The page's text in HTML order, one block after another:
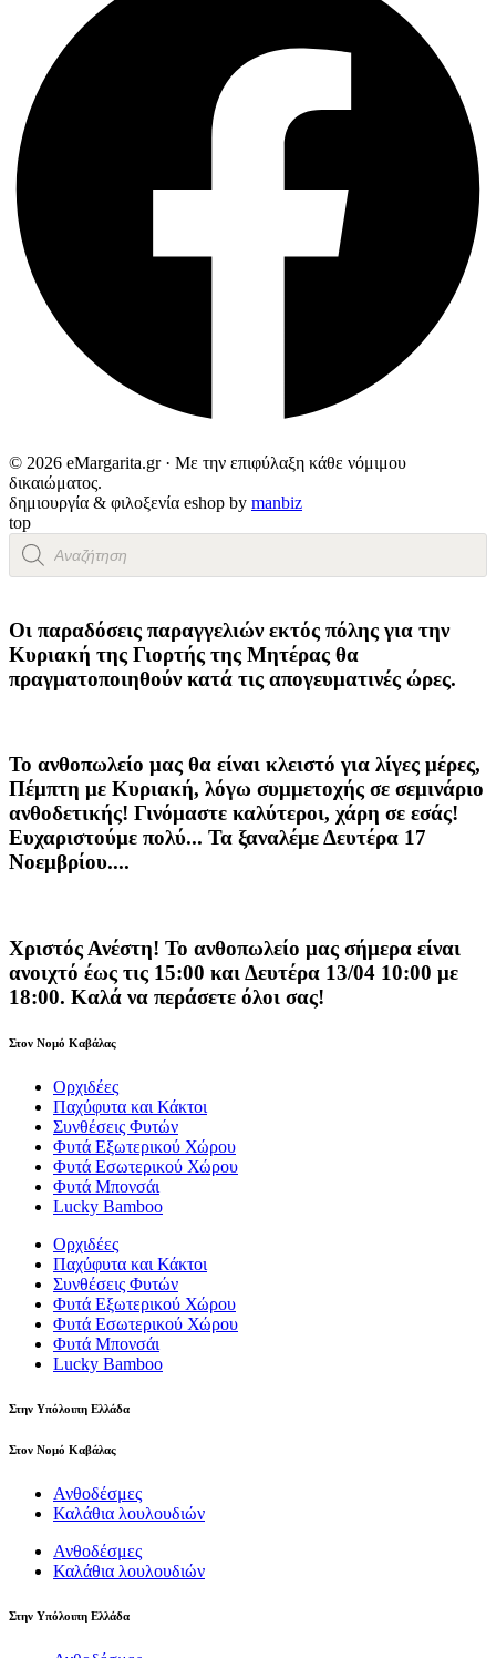
© 2026 eMargarita.gr · Με την επιφύλαξη κάθε νόμιμου
δικαιώματος.
δημιουργία & φιλοξενία eshop by manbiz
top
Products
search
Οι παραδόσεις παραγγελιώνεκτός πόλης για την
Κυριακή της Γιορτής της Μητέρας θα
πραγματοποιηθούν κατά τις απογευματινές ώρες.
Το ανθοπωλείο μας θα είναι κλειστό για λίγες μέρες,
Πέμπτη με Κυριακή, λόγω συμμετοχής σε σεμινάριο
ανθοδετικής! Γινόμαστε καλύτεροι, χάρη σε εσάς!
Ευχαριστούμε πολύ... Τα ξαναλέμε Δευτέρα 17
Νοεμβρίου....
Χριστός Ανέστη! Το ανθοπωλείο μας σήμερα είναι
ανοιχτό έως τις 15:00 και Δευτέρα 13/04 10:00 με
18:00. Καλά να περάσετε όλοι σας!
Στον Νομό Καβάλας
Ορχιδέες
Παχύφυτα και Κάκτοι
Συνθέσεις Φυτών
Φυτά Εξωτερικού Χώρου
Φυτά Εσωτερικού Χώρου
Φυτά Μπονσάι
Lucky Bamboo
Ορχιδέες
Παχύφυτα και Κάκτοι
Συνθέσεις Φυτών
Φυτά Εξωτερικού Χώρου
Φυτά Εσωτερικού Χώρου
Φυτά Μπονσάι
Lucky Bamboo
Στην Υπόλοιπη Ελλάδα
Στον Νομό Καβάλας
Ανθοδέσμες
Καλάθια λουλουδιών
Ανθοδέσμες
Καλάθια λουλουδιών
Στην Υπόλοιπη Ελλάδα